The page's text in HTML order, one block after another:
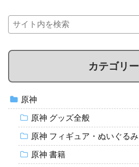
カテゴリー
原神
原神 グッズ全般
原神 フィギュア・ぬいぐるみ
原神 書籍